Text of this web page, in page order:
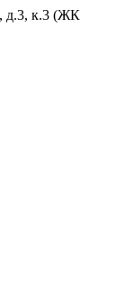
д.3, к.3 (ЖК